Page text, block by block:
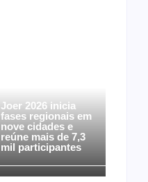
Joer 2026 inicia
fases regionais em
nove cidades e
reúne mais de 7,3
mil participantes